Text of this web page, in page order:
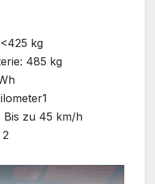
kg
485 kg
Bis zu 45 km/h
2